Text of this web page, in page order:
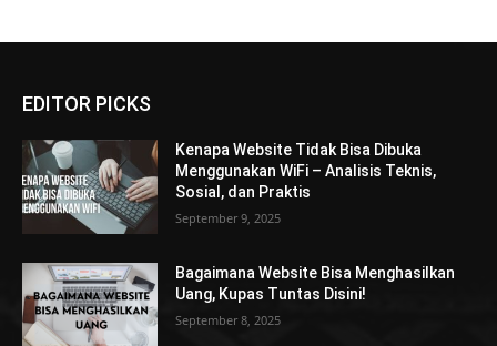
EDITOR PICKS
Kenapa Website Tidak Bisa Dibuka
Menggunakan WiFi – Analisis Teknis,
Sosial, dan Praktis
September 9, 2025
Bagaimana Website Bisa Menghasilkan
Uang, Kupas Tuntas Disini!
September 8, 2025